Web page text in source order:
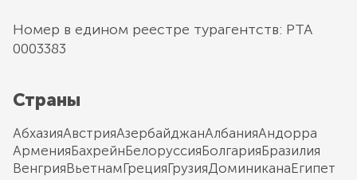
Номер в едином реестре турагентств: РТА
0003383
Страны
АбхазияАвстрияАзербайджанАлбанияАндорра
АрменияБахрейнБелоруссияБолгарияБразилия
ВенгрияВьетнамГрецияГрузияДоминиканаЕгипет